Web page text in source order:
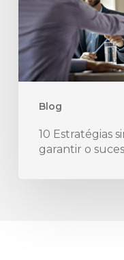
Blog
garantir
o
sucesso
digital10 Estratégias
garantir o